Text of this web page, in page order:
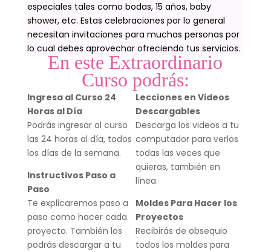
especiales tales como bodas, 15 años, baby
shower, etc. Estas celebraciones por lo general
necesitan invitaciones para muchas personas por
lo cual debes aprovechar ofreciendo tus servicios.
En este Extraordinario
Curso podrás:
Ingresa al Curso 24
Horas al Día
Podrás ingresar al curso
las 24 horas al día, todos
los días de la semana.
Instructivos Paso a
Paso
Te explicaremos paso a
paso como hacer cada
proyecto. También los
podrás descargar a tu
Lecciones en Videos
Descargables
Descarga los videos a tu
computador para verlos
todas las veces que
quieras, también en
línea.
Moldes Para Hacer los
Proyectos
Recibirás de obsequio
todos los moldes para